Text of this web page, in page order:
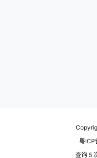
粤ICP
查询 5